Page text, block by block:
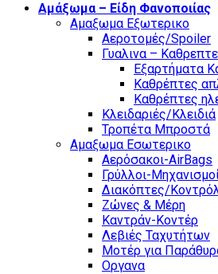
Αμάξωμα – Είδη Φανοποιίας
Αμαξωμα Εξωτερικο
Αεροτομές/Spoiler
Γυαλινα –
Εξαρτήματα
Καθρέπτες
Καθρέπτες
Κλειδαριές/Κλειδιά
Τροπέτα Μπροστά
Αμαξωμα Εσωτερικο
Αερόσακοι-AirBags
Γρύλλοι-
Διακόπτες/
Ζώνες & Μέρη
Καντράν-Κοντέρ
Λεβιές Ταχυτήτων
Μοτέρ για
Οργανα